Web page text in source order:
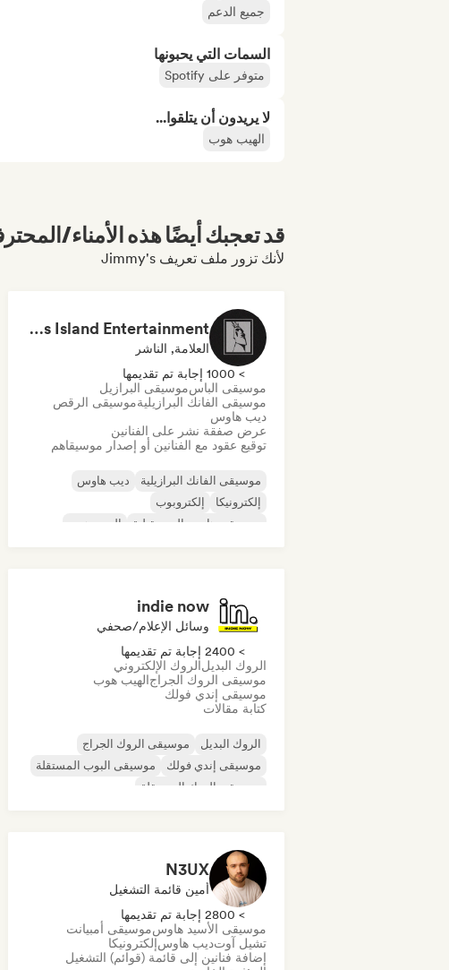
جميع الدعم
السمات التي يحبونها
متوفر على Spotify
لا يريدون أن يتلقوا...
الهيب هوب
قد تعجبك أيضًا هذه الأمناء/
لأنك تزور ملف تعريف Jimmy's
Dreamers Island Entertainment
العلامة, الناشر
> 1000 إجابة تم تقديمها
موسيقى الباسموسيقى البرازيل
موسيقى الفانك البرازيليةموسيقى الرقص
ديب هاوس
عرض صفقة نشر على الفنانين
توقيع عقود مع الفنانين أو إصدار موسيقاهم
موسيقى الفانك البرازيلية
ديب هاوس
إلكترونيكا
إلكتروبوب
موسيقى هاوس المستقبلية
الهيب هوب
indie now
وسائل الإعلام/صحفي
> 2400 إجابة تم تقديمها
الروك البديلالروك الإلكتروني
موسيقى الروك الجراجالهيب هوب
موسيقى إندي فولك
كتابة مقالات
الروك البديل
موسيقى الروك الجراج
موسيقى إندي فولك
موسيقى البوب المستقلة
موسيقى الروك المستقلة
N3UX
أمين قائمة التشغيل
> 2800 إجابة تم تقديمها
موسيقى الأسيد هاوسموسيقى أمبيانت
تشيل آوتديب هاوسإلكترونيكا
إضافة فنانين إلى قائمة (قوائم) التشغيل